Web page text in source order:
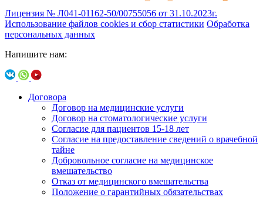
Лицензия № Л041-01162-50/00755056 от 31.10.2023г.
Использование файлов cookies и сбор статистики Обработка
персональных данных
Напишите нам:
Договора
Договор на медицинские услуги
Договор на стоматологические услуги
Согласие для пациентов 15-18 лет
Согласие на предоставление сведений о врачебной
тайне
Добровольное согласие на медицинское
вмешательство
Отказ от медицинского вмешательства
Положение о гарантийных обязательствах